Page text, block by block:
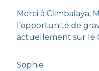
Merci à Climbalaya,
l’opportunité de
actuellement sur le
Sophie